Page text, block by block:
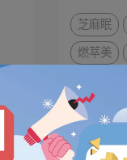
芝麻眠
燃萃美
元氣定
玻尿酸游